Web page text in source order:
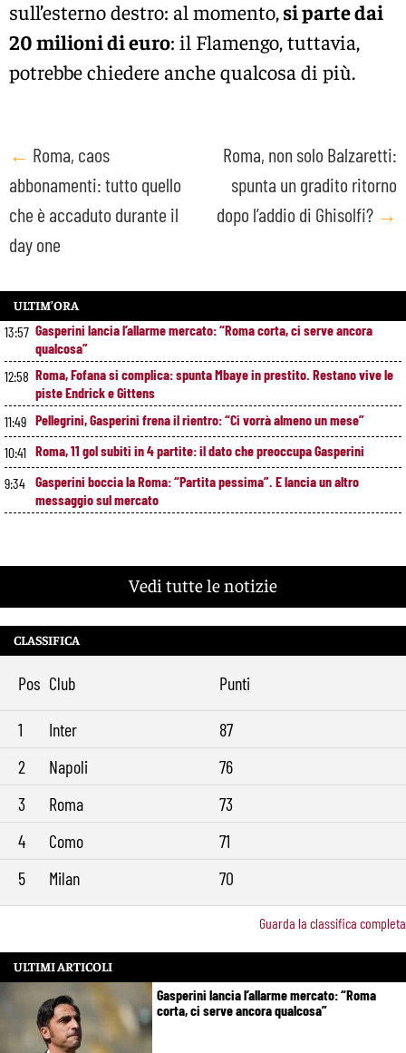
sull’esterno destro: al momento, si parte dai
20 milioni di euro: il Flamengo, tuttavia,
potrebbe chiedere anche qualcosa di più.
Post
navigation
← Roma, caos
abbonamenti: tutto quello
che è accaduto durante il
day one
Roma, non solo Balzaretti:
spunta un gradito ritorno
dopo l’addio di Ghisolfi? →
ULTIM’ORA
13:57 Gasperini lancia l’allarme mercato: “Roma corta, ci serve ancora
qualcosa”
12:58 Roma, Fofana si complica: spunta Mbaye in prestito. Restano vive le
piste Endrick e Gittens
11:49 Pellegrini, Gasperini frena il rientro: “Ci vorrà almeno un mese”
10:41 Roma, 11 gol subiti in 4 partite: il dato che preoccupa Gasperini
9:34 Gasperini boccia la Roma: “Partita pessima”. E lancia un altro
messaggio sul mercato
Vedi tutte le notizie
CLASSIFICA
Pos Club Punti
1 Inter
87
2
Napoli
76
3
Roma
73
4
Como
71
5
Milan 70
Guarda la classifica completa
ULTIMI ARTICOLI
Gasperini lancia l’allarme mercato: “Roma
corta, ci serve ancora qualcosa”